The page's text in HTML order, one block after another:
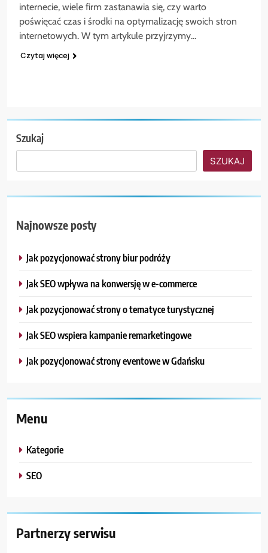
internecie, wiele firm zastanawia się, czy warto
poświęcać czas i środki na optymalizację swoich stron
internetowych. W tym artykule przyjrzymy…
Czytaj więcej
Szukaj
SZUKAJ
Najnowsze posty
Jak pozycjonować strony biur podróży
Jak SEO wpływa na konwersję w e-commerce
Jak pozycjonować strony o tematyce turystycznej
Jak SEO wspiera kampanie remarketingowe
Jak pozycjonować strony eventowe w Gdańsku
Menu
Kategorie
SEO
Partnerzy serwisu